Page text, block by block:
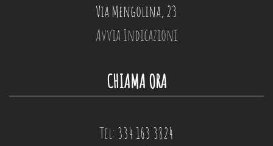
Via Mengolina, 23
Avvia Indicazioni
CHIAMA ORA
Tel: 334 163 3824